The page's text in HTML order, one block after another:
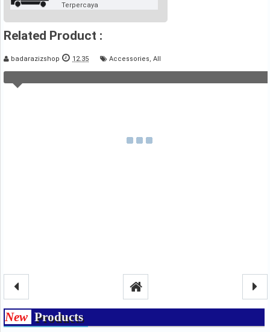
Terpercaya
Related Product :
badarazizshop 12.35 Accessories All
New Products